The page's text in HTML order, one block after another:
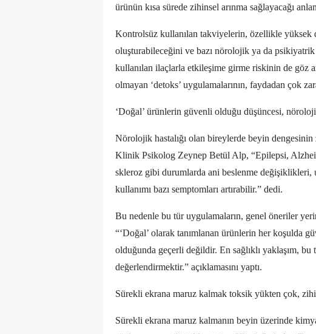
ürünün kısa sürede zihinsel arınma sağlayacağı
Kontrolsüz kullanılan takviyelerin, özellikle yüksek
oluşturabileceğini ve bazı nörolojik ya da
kullanılan ilaçlarla etkileşime girme riskinin de göz
olmayan ‘detoks’ uygulamalarının, faydadan çok
‘Doğal’ ürünlerin güvenli olduğu düşüncesi,
Nörolojik hastalığı olan bireylerde beyin
Klinik Psikolog Zeynep Betül Alp, “Epilepsi,
skleroz gibi durumlarda ani beslenme değişiklikleri,
kullanımı bazı semptomları artırabilir.” dedi.
Bu nedenle bu tür uygulamaların, genel öneriler
“‘Doğal’ olarak tanımlanan ürünlerin her koşulda
olduğunda geçerli değildir. En sağlıklı yaklaşım,
değerlendirmektir.” açıklamasını yaptı.
Sürekli ekrana maruz kalmak toksik yükten çok,
Sürekli ekrana maruz kalmanın beyin üzerinde